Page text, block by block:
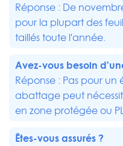
Réponse : De
pour la plupart des
taillés toute l'année.
Avez-vous besoin
Réponse : Pas pour
abattage peut
en zone protégée ou
Êtes-vous assurés ?